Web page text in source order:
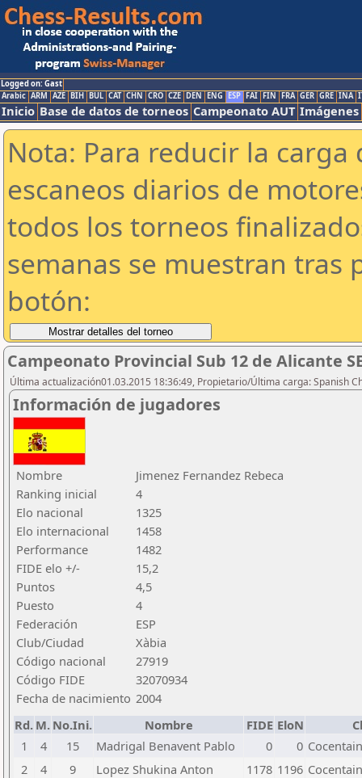
Logged on: Gast
Arabic ARM AZE BIH BUL CAT CHN CRO CZE DEN ENG ESP FAI FIN FRA GER GRE INA
Inicio Base de datos de torneos Campeonato AUT Imágenes
Nota: Para reducir la
escaneos diarios de
todos los torneos
semanas se muestran tras
botón:
Campeonato Provincial Sub 12 de Alicante
Última actualización01.03.2015 18:36:49, Propietario/Última carga: Spanish
Información de jugadores
Nombre
Jimenez Fernandez Rebeca
Ranking inicial
4
Elo nacional
1325
Elo internacional
1458
Performance
1482
FIDE elo +/-
15,2
Puntos
4,5
Puesto
4
Federación
ESP
Club/Ciudad
Xàbia
Código nacional
27919
Código FIDE
32070934
Fecha de nacimiento 2004
Rd. M. No.Ini. Nombre FIDE EloN
1
4 15 Madrigal Benavent Pablo 0 0
2
4 9 Lopez Shukina Anton 1178 1196